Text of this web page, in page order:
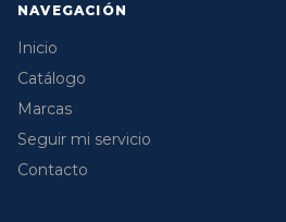
NAVEGACIÓN
Inicio
Catálogo
Marcas
Seguir mi servicio
Contacto